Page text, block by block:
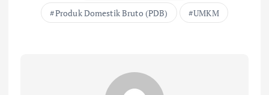
Produk Domestik Bruto (PDB)
UMKM